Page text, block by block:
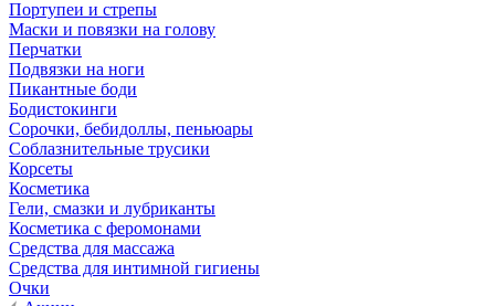
Портупеи и стрепы
Маски и повязки на голову
Перчатки
Подвязки на ноги
Пикантные боди
Бодистокинги
Сорочки, бебидоллы, пеньюары
Соблазнительные трусики
Корсеты
Косметика
Гели, смазки и лубриканты
Косметика с феромонами
Средства для массажа
Средства для интимной гигиены
Очки